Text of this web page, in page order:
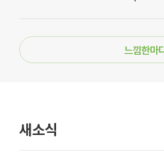
느낌한마
새소식